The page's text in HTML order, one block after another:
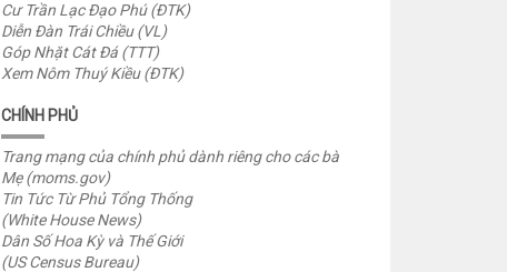
Cư Trần Lạc Đạo Phú (ĐTK)
Diễn Đàn Trái Chiều (VL)
Góp Nhặt Cát Đá (TTT)
Xem Nôm Thuý Kiều (ĐTK)
CHÍNH PHỦ
Trang mạng của chính phủ dành riêng cho các bà
Mẹ (moms.gov)
Tin Tức Từ Phủ Tổng Thống
(White House News)
Dân Số Hoa Kỳ và Thế Giới
(US Census Bureau)